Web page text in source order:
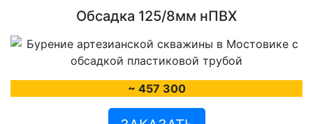
Обсадка 125/8мм нПВХ
~ 457 300